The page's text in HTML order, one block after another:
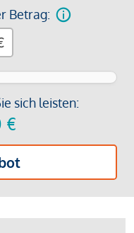
Betrag:
sich leisten:
€